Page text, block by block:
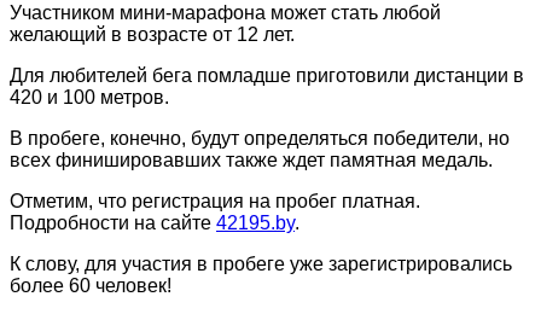
Участником мини-марафона может стать любой
желающий в возрасте от 12 лет.
Для любителей бега помладше приготовили дистанции в
420 и 100 метров.
В пробеге, конечно, будут определяться победители, но
всех финишировавших также ждет памятная медаль.
Отметим, что регистрация на пробег платная.
Подробности на сайте 42195.by.
К слову, для участия в пробеге уже зарегистрировались
более 60 человек!